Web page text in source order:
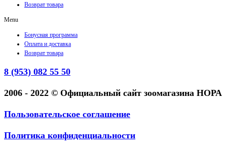
Возврат товара
Menu
Бонусная программа
Оплата и доставка
Возврат товара
8 (953) 082 55 50
2006 - 2022 © Официальный сайт зоомагазина НОРА
Пользовательское соглашение
Политика конфиденциальности